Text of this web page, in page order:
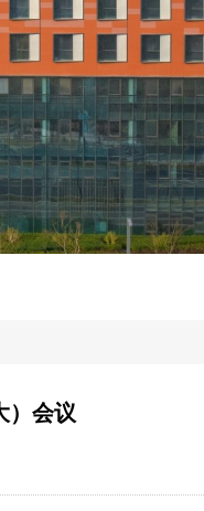
）会议